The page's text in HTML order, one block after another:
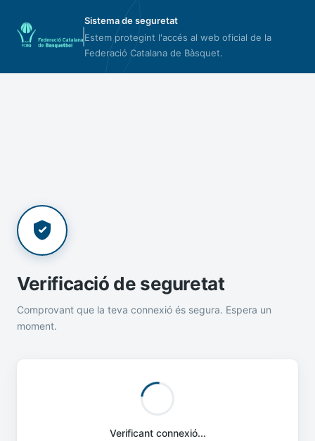
Sistema de seguretat
Estem protegint l'accés al web oficial de la
Federació Catalana de Bàsquet.
Verificació de seguretat
Comprovant que la teva connexió és segura. Espera un
moment.
Verificant connexió...